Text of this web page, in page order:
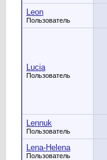
Leon
Пользователь
Lucia
Пользователь
Lennuk
Пользователь
Lena-Helena
Пользователь